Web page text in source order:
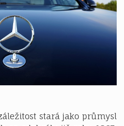
stará jako průmysl